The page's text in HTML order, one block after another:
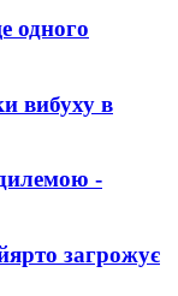
одного
вибуху в
-
загрожує